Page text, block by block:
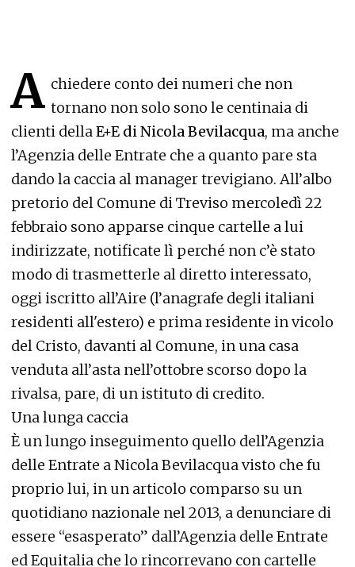
A chiedere conto dei numeri che non
tornano non solo sono le centinaia di
clienti dellaE+E di Nicola Bevilacqua, ma anche
l’Agenzia delle Entrate che a quanto pare sta
dando la caccia al manager trevigiano. All’albo
pretorio del Comune di Treviso mercoledì 22
febbraio sono apparse cinque cartelle a lui
indirizzate, notificate lì perché non c’è stato
modo di trasmetterle al diretto interessato,
oggi iscritto all’Aire (l’anagrafe degli italiani
residenti all'estero) e prima residente in vicolo
del Cristo, davanti al Comune, in una casa
venduta all’asta nell’ottobre scorso dopo la
rivalsa, pare, di un istituto di credito.
Una lunga caccia
È un lungo inseguimento quello dell’Agenzia
delle Entrate a Nicola Bevilacqua visto che fu
proprio lui, in un articolo comparso su un
quotidiano nazionale nel 2013, a denunciare di
essere “esasperato” dall’Agenzia delle Entrate
ed Equitalia che lo rincorrevano con cartelle